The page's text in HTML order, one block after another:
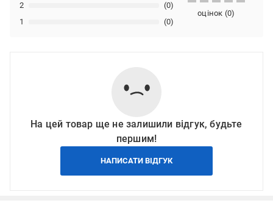
1 (0)
2 (0)
оцінок (0)
На цей товар ще не залишили відгук, будьте
першим!
НАПИСАТИ ВІДГУК